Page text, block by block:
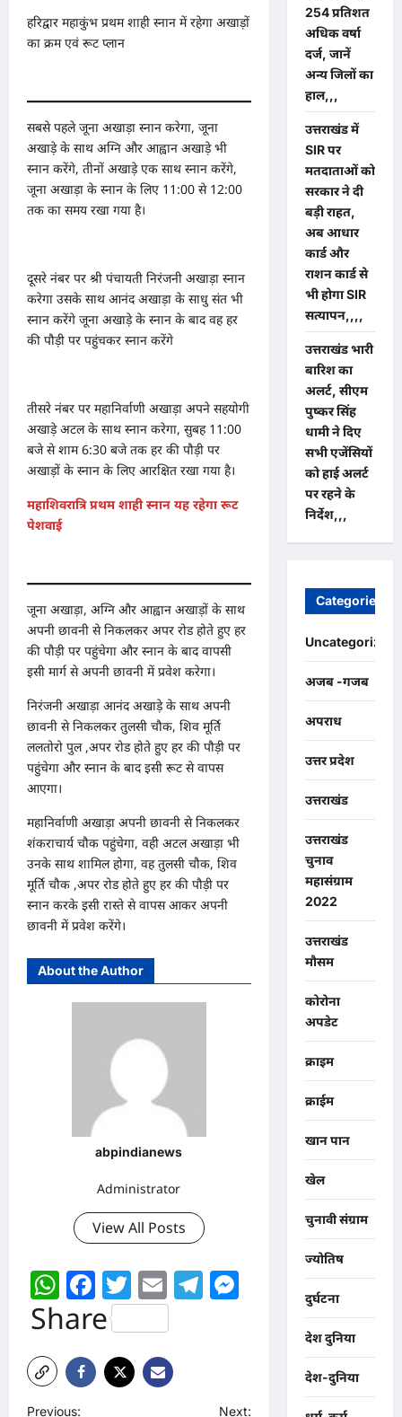
हरिद्वार महाकुंभ प्रथम शाही स्नान में रहेगा अखाड़ों
का क्रम एवं रूट प्लान
सबसे पहले जूना अखाड़ा स्नान करेगा, जूना
अखाड़े के साथ अग्नि और आह्वान अखाड़े भी
स्नान करेंगे, तीनों अखाड़े एक साथ स्नान करेंगे,
जूना अखाड़ा के स्नान के लिए 11:00 से 12:00
तक का समय रखा गया है।
दूसरे नंबर पर श्री पंचायती निरंजनी अखाड़ा स्नान
करेगा उसके साथ आनंद अखाड़ा के साधु संत भी
स्नान करेंगे जूना अखाड़े के स्नान के बाद वह हर
की पौड़ी पर पहुंचकर स्नान करेंगे
तीसरे नंबर पर महानिर्वाणी अखाड़ा अपने सहयोगी
अखाड़े अटल के साथ स्नान करेगा, सुबह 11:00
बजे से शाम 6:30 बजे तक हर की पौड़ी पर
अखाड़ों के स्नान के लिए आरक्षित रखा गया है।
महाशिवरात्रि प्रथम शाही स्नान यह रहेगा रूट
पेशवाई
जूना अखाड़ा, अग्नि और आह्वान अखाड़ों के साथ
अपनी छावनी से निकलकर अपर रोड होते हुए हर
की पौड़ी पर पहुंचेगा और स्नान के बाद वापसी
इसी मार्ग से अपनी छावनी में प्रवेश करेगा।
निरंजनी अखाड़ा आनंद अखाड़े के साथ अपनी
छावनी से निकलकर तुलसी चौक, शिव मूर्ति
ललतोरो पुल ,अपर रोड होते हुए हर की पौड़ी पर
पहुंचेगा और स्नान के बाद इसी रूट से वापस
आएगा।
महानिर्वाणी अखाड़ा अपनी छावनी से निकलकर
शंकराचार्य चौक पहुंचेगा, वही अटल अखाड़ा भी
उनके साथ शामिल होगा, वह तुलसी चौक, शिव
मूर्ति चौक ,अपर रोड होते हुए हर की पौड़ी पर
स्नान करके इसी रास्ते से वापस आकर अपनी
छावनी में प्रवेश करेंगे।
About the Author
abpindianews
Administrator
View All Posts
WhatsApp
Facebook
Twitter
EmailTelegram
Messenger
Share
Previous: Next:
254 प्रतिशत
अधिक वर्षा
दर्ज, जानें
अन्य जिलों का
हाल,,,
उत्तराखंड में
SIR पर
मतदाताओं को
सरकार ने दी
बड़ी राहत,
अब आधार
कार्ड और
राशन कार्ड से
भी होगा SIR
सत्यापन,,,,
उत्तराखंड भारी
बारिश का
अलर्ट, सीएम
पुष्कर सिंह
धामी ने दिए
सभी एजेंसियों
को हाई अलर्ट
पर रहने के
निर्देश,,,
Categories
Uncategorized
अजब -गजब
अपराध
उत्तर प्रदेश
उत्तराखंड
उत्तराखंड
चुनाव
महासंग्राम
2022
उत्तराखंड
मौसम
कोरोना
अपडेट
क्राइम
क्राईम
खान पान
खेल
चुनावी संग्राम
ज्योतिष
दुर्घटना
देश दुनिया
देश-दुनिया